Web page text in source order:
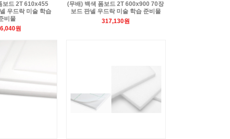
보드 2T 610x455
우드락 미술 학습
비물
원
(무배) 백색 폼보드 2T 600x900 70장
보드 판넬 우드락 미술 학습 준비물
317,130원